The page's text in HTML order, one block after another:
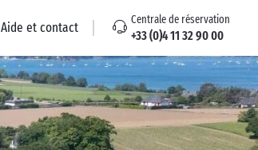
Aide et contact Centrale de réservation
+33 (0)4 11 32 90 00